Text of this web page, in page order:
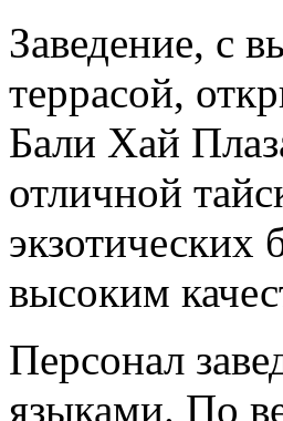
Заведение, с
террасой,
Бали Хай
отличной
экзотических
высоким
Персонал
языками. По